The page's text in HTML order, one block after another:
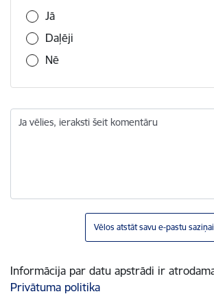
Jā
Daļēji
Nē
Ja vēlies, ieraksti šeit komentāru
Vēlos atstāt savu e-pastu saziņai
Informācija par datu apstrādi ir
Privātuma politika